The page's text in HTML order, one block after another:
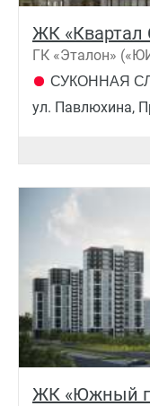
ЖК «Квартал
ГК «Эталон»
СУКОННАЯ
ул. Павлюхина,
ЖК «Южный